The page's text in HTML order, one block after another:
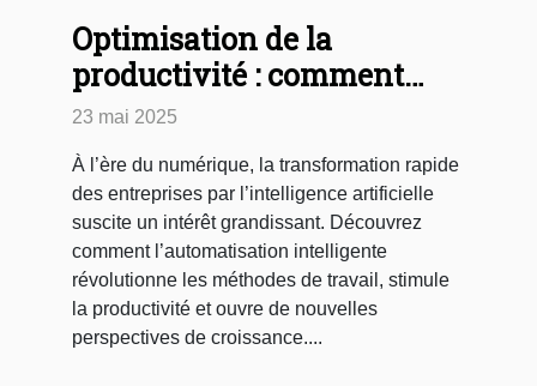
Optimisation de la
productivité : comment
l'intelligence artificielle
transforme les entreprises
23 mai 2025
À l’ère du numérique, la transformation rapide
des entreprises par l’intelligence artificielle
suscite un intérêt grandissant. Découvrez
comment l’automatisation intelligente
révolutionne les méthodes de travail, stimule
la productivité et ouvre de nouvelles
perspectives de croissance....